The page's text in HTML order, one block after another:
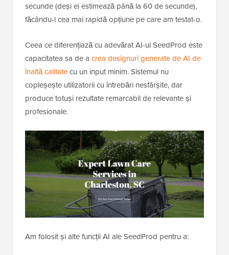
secunde (deși ei estimează până la 60 de secunde),
făcându-l cea mai rapidă opțiune pe care am testat-o.
Ceea ce diferențiază cu adevărat AI-ul SeedProd este
capacitatea sa de a crea designuri generate de AI de
înaltă calitatecu un input minim. Sistemul nu
copleșește utilizatorii cu întrebări nesfârșite, dar
produce totuși rezultate remarcabil de relevante și
profesionale.
Am folosit și alte funcții AI ale SeedProd pentru a: